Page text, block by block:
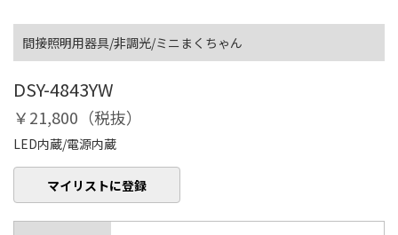
間接照明用器具/非調光/ミニまくちゃん
DSY-4843YW
￥21,800（税抜）
LED内蔵/電源内蔵
マイリストに登録